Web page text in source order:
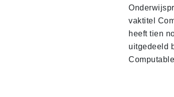
vaktitel
heeft tien
uitgedeeld